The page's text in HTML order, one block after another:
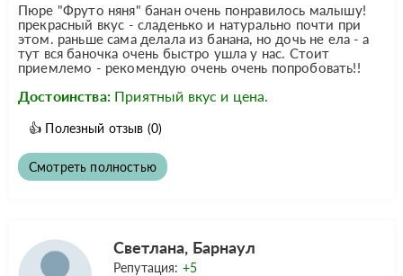
Пюре "Фруто няня" банан очень понравилось малышу!
прекрасный вкус - сладенько и натурально почти при
этом. раньше сама делала из банана, но дочь не ела - а
тут вся баночка очень быстро ушла у нас. Стоит
приемлемо - рекомендую очень очень попробовать!!
Достоинства: Приятный вкус и цена.
👍 Полезный отзыв (0)
Смотреть полностью
Светлана, Барнаул
Репутация: +5